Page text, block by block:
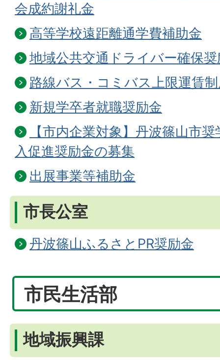
会成約謝礼金
高等学校遠距離通学費補助金
地域公共交通ドライバー確保
路線バス・コミバス上限運賃
新規学卒者就職奨励金
【市内企業対象】丹波篠山市
入促進奨励金の募集
出展事業等補助金
市長公室
丹波篠山ふるさとPR奨励金
市民生活部
地域振興課